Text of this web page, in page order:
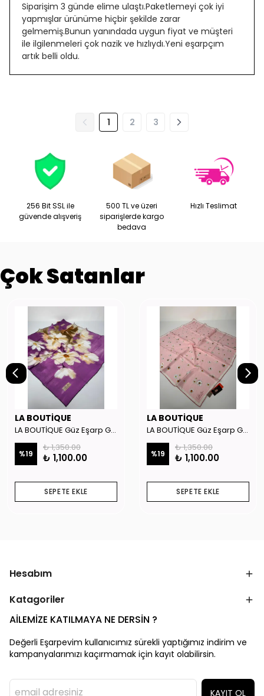
Siparişim 3 günde elime ulaştı.Paketlemeyi çok iyi
yapmışlar ürünüme hiçbir şekilde zarar
gelmemiş.Bunun yanındada uygun fiyat ve müşteri
ile ilgilenmeleri çok nazik ve hızlıydı.Yeni eşarpçım
artık belli oldu.
1 2 3
256 Bit SSL ile
güvende alışveriş
500 TL ve üzeri
siparişlerde kargo
bedava
Hızlı Teslimat
Çok Satanlar
LA BOUTİQUE
LA BOUTİQUE Güz Eşarp GYSE262908
%19
₺ 1,350.00
₺ 1,100.00
SEPETE EKLE
LA BOUTİQUE
LA BOUTİQUE Güz Eşarp GYSE130804
%19
₺ 1,350.00
₺ 1,100.00
SEPETE EKLE
Hesabım
Katagoriler
AİLEMİZE KATILMAYA NE DERSİN ?
Değerli Eşarpevim kullanıcımız sürekli yaptığımız indirim ve
kampanyalarımızı kaçırmamak için kayıt olabilirsin.
KAYIT OL